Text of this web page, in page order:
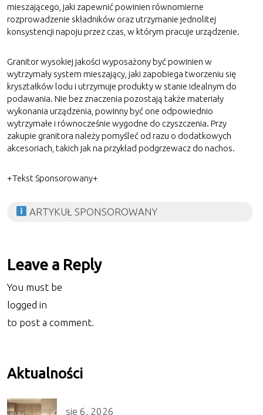
mieszającego, jaki zapewnić powinien równomierne
rozprowadzenie składników oraz utrzymanie jednolitej
konsystencji napoju przez czas, w którym pracuje urządzenie.
Granitor wysokiej jakości wyposażony być powinien w
wytrzymały system mieszający, jaki zapobiega tworzeniu się
kryształków lodu i utrzymuje produkty w stanie idealnym do
podawania. Nie bez znaczenia pozostają także materiały
wykonania urządzenia, powinny być one odpowiednio
wytrzymałe i równocześnie wygodne do czyszczenia. Przy
zakupie granitora należy pomyśleć od razu o dodatkowych
akcesoriach, takich jak na przykład podgrzewacz do nachos.
+Tekst Sponsorowany+
ARTYKUŁ SPONSOROWANY
Leave a Reply
You must be
logged in
to post a comment.
Aktualności
sie 6, 2026